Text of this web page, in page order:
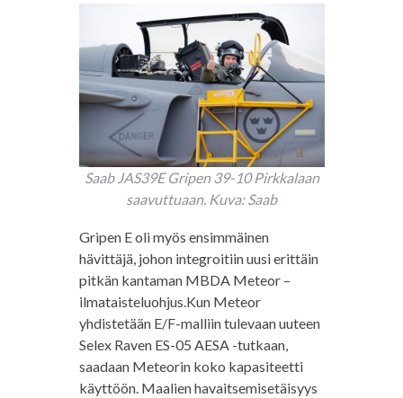
Saab JAS39E Gripen 39-10 Pirkkalaan
saavuttuaan. Kuva: Saab
Gripen E oli myös ensimmäinen
hävittäjä, johon integroitiin uusi erittäin
pitkän kantaman MBDA Meteor –
ilmataisteluohjus.Kun Meteor
yhdistetään E/F-malliin tulevaan uuteen
Selex Raven ES-05 AESA -tutkaan,
saadaan Meteorin koko kapasiteetti
käyttöön. Maalien havaitsemisetäisyys